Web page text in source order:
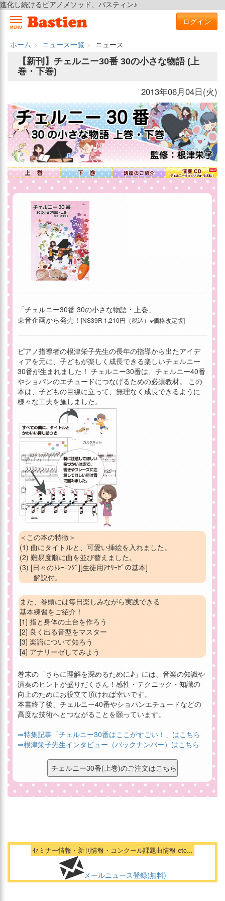
進化し続けるピアノメソッド、バスティン♪
MENU
ログイン
ホーム ニュース一覧
ニュース
【新刊】チェルニー30番 30の小さな物語 (上
巻・下巻)
2013年06月04日(火)
「チェルニー30番 30の小さな物語・上巻」
東音企画から発売！ [NS39R 1,210円（税込）※価格改定版]
ピアノ指導者の根津栄子先生の長年の指導から出たアイデ
ィアを元に、子どもが楽しく成長できる楽しいチェルニー
30番が生まれました！ チェルニー30番は、チェルニー40番
やショパンのエチュードにつなげるための必須教材。 この
本は、子どもの目線に立って、無理なく成長できるように
様々な工夫を施しました。
＜この本の特徴＞
(1) 曲にタイトルと、可愛い挿絵を入れました。
(2) 難易度順に曲を並び替えました。
(3) [日々のﾄﾚｰﾆﾝｸﾞ][生徒用ｱﾅﾘｰｾﾞの基本]
解説付。
また、巻頭には毎日楽しみながら実践できる
基本練習をご紹介！
[1] 指と身体の土台を作ろう
[2] 良く出る音型をマスター
[3] 楽譜について知ろう
[4] アナリーゼしてみよう
巻末の「さらに理解を深めるために♪」には、音楽の知識や
演奏のヒントが盛りだくさん！感性・テクニック・知識の
向上のためにお役立て頂ければ幸いです。
本書終了後、チェルニー40番やショパンエチュードなどの
高度な技術へとつながることを願っています。
⇒特集記事「チェルニー30番はここがすごい！」はこちら
⇒根津栄子先生インタビュー（バックナンバー）はこちら
セミナー情報・新刊情報・コンクール課題曲情報 etc...
メールニュース登録(無料)